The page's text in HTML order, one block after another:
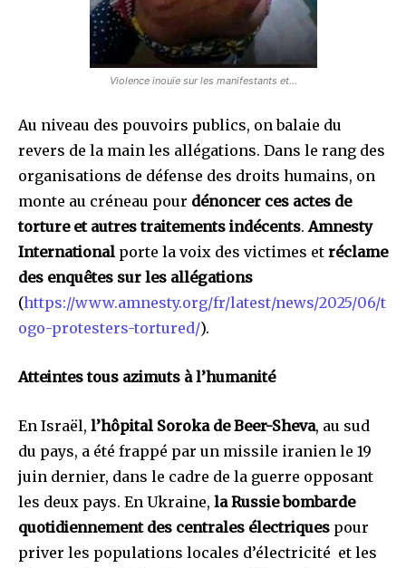
Violence inouïe sur les manifestants et…
Au niveau des pouvoirs publics, on balaie du
revers de la main les allégations. Dans le rang des
organisations de défense des droits humains, on
monte au créneau pour dénoncer ces actes de
torture et autres traitements indécents.Amnesty
International porte la voix des victimes et réclame
des enquêtes sur les allégations
(https://www.amnesty.org/fr/latest/news/2025/06/t
ogo-protesters-tortured/).
Atteintes tous azimuts à l’humanité
En Israël, l’hôpital Soroka de Beer-Sheva, au sud
du pays, a été frappé par un missile iranien le 19
juin dernier, dans le cadre de la guerre opposant
les deux pays. En Ukraine, la Russie bombarde
quotidiennement des centrales électriques pour
priver les populations locales d’électricité et les